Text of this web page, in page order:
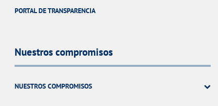
PORTAL DE TRANSPARENCIA
Nuestros compromisos
NUESTROS COMPROMISOS